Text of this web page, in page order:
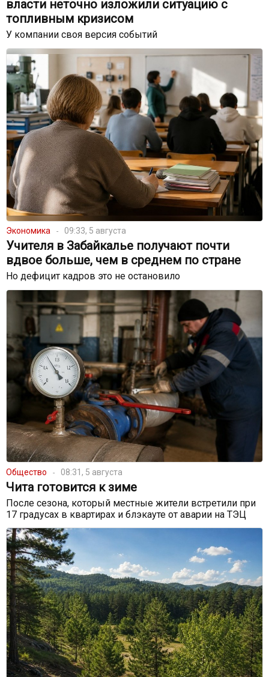
власти неточно изложили ситуацию с
топливным кризисом
У компании своя версия событий
Экономика 09:33, 5 августа
Учителя в Забайкалье получают почти
вдвое больше, чем в среднем по стране
Но дефицит кадров это не остановило
Общество 08:31, 5 августа
Чита готовится к зиме
После сезона, который местные жители встретили при
17 градусах в квартирах и блэкауте от аварии на ТЭЦ